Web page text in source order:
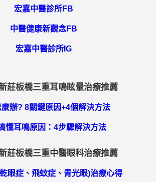
宏嘉中醫診所FB
中醫健康新觀念FB
宏嘉中醫診所IG
莊板橋三重耳鳴眩暈治療推薦
辦? 8關鍵原因+4個解決方法
懂耳鳴原因：4步驟解決方法
莊板橋三重中醫眼科治療推薦
眼症、飛蚊症、青光眼)治療心得